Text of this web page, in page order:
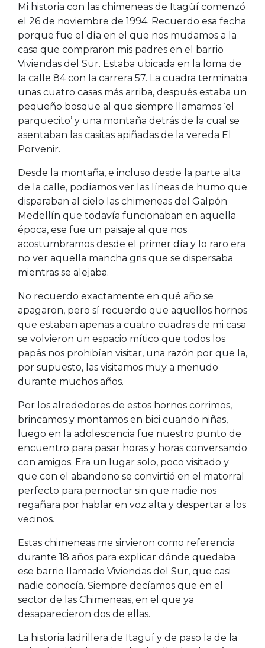
Mi historia con las chimeneas de Itagüí comenzó
el 26 de noviembre de 1994. Recuerdo esa fecha
porque fue el día en el que nos mudamos a la
casa que compraron mis padres en el barrio
Viviendas del Sur. Estaba ubicada en la loma de
la calle 84 con la carrera 57. La cuadra terminaba
unas cuatro casas más arriba, después estaba un
pequeño bosque al que siempre llamamos ‘el
parquecito’ y una montaña detrás de la cual se
asentaban las casitas apiñadas de la vereda El
Porvenir.
Desde la montaña, e incluso desde la parte alta
de la calle, podíamos ver las líneas de humo que
disparaban al cielo las chimeneas del Galpón
Medellín que todavía funcionaban en aquella
época, ese fue un paisaje al que nos
acostumbramos desde el primer día y lo raro era
no ver aquella mancha gris que se dispersaba
mientras se alejaba.
No recuerdo exactamente en qué año se
apagaron, pero sí recuerdo que aquellos hornos
que estaban apenas a cuatro cuadras de mi casa
se volvieron un espacio mítico que todos los
papás nos prohibían visitar, una razón por que la,
por supuesto, las visitamos muy a menudo
durante muchos años.
Por los alrededores de estos hornos corrimos,
brincamos y montamos en bici cuando niñas,
luego en la adolescencia fue nuestro punto de
encuentro para pasar horas y horas conversando
con amigos. Era un lugar solo, poco visitado y
que con el abandono se convirtió en el matorral
perfecto para pernoctar sin que nadie nos
regañara por hablar en voz alta y despertar a los
vecinos.
Estas chimeneas me sirvieron como referencia
durante 18 años para explicar dónde quedaba
ese barrio llamado Viviendas del Sur, que casi
nadie conocía. Siempre decíamos que en el
sector de las Chimeneas, en el que ya
desaparecieron dos de ellas.
La historia ladrillera de Itagüí y de paso la de la